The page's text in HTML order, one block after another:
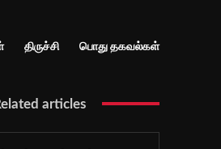
திருச்சி பொது தகவல்கள்
articles